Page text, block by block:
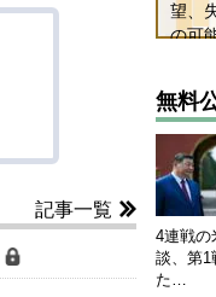
記事一覧
望、
の可
無料
4連戦の
談、第1
た…